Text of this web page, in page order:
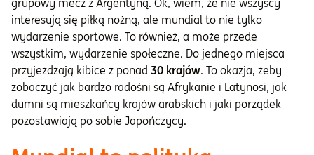
grupowy mecz z Argentyną. Ok, wiem, że nie wszyscy
interesują się piłką nożną, ale mundial to nie tylko
wydarzenie sportowe. To również, a może przede
wszystkim, wydarzenie społeczne. Do jednego miejsca
przyjeżdżają kibice z ponad 30 krajów. To okazja, żeby
zobaczyć jak bardzo radośni są Afrykanie i Latynosi, jak
dumni są mieszkańcy krajów arabskich i jaki porządek
pozostawiają po sobie Japończycy.